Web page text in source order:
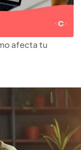
afecta tu
te